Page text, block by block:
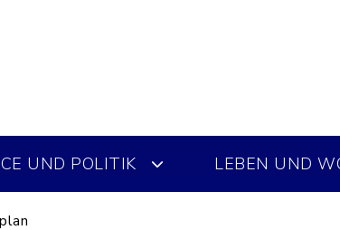
UND POLITIK LEBEN UND